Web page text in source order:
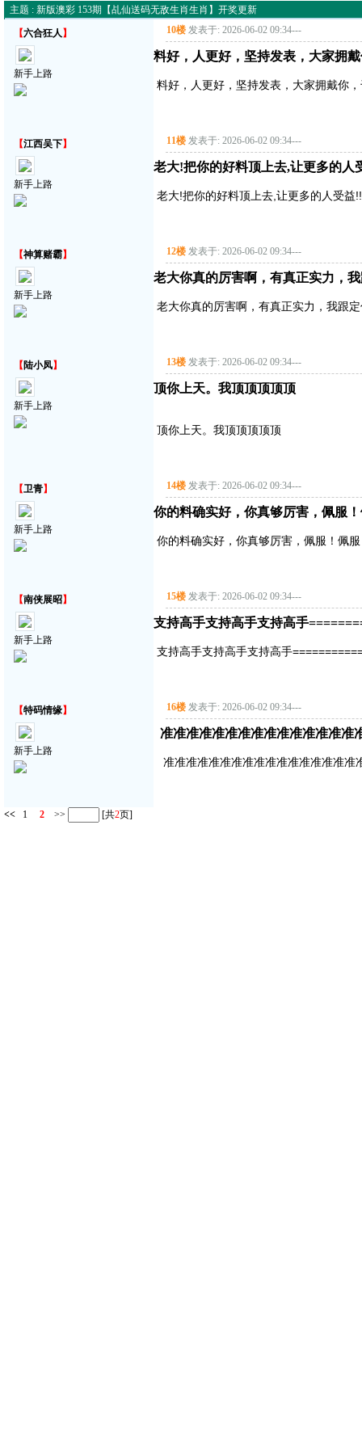
主题 : 新版澳彩 153期【乩仙送码无敌生肖生肖】开奖更新
【六合狂人 】
新手上路
10楼 发表于: 2026-06-02 09:34---
料好，人更好，坚持发表，大家拥
料好，人更好，坚持发表，大家拥戴你
【江西吴下】
新手上路
11楼 发表于: 2026-06-02 09:34---
老大!把你的好料顶上去,让更多的人
老大!把你的好料顶上去,让更多的人受益
【神算赌霸】
新手上路
12楼 发表于: 2026-06-02 09:34---
老大你真的厉害啊，有真正实力，
老大你真的厉害啊，有真正实力，我跟
【 陆小凤】
新手上路
13楼 发表于: 2026-06-02 09:34---
顶你上天。我顶顶顶顶顶
顶你上天。我顶顶顶顶顶
【卫青】
新手上路
14楼 发表于: 2026-06-02 09:34---
你的料确实好，你真够厉害，佩服
你的料确实好，你真够厉害，佩服！佩
【南侠展昭】
新手上路
15楼 发表于: 2026-06-02 09:34---
支持高手支持高手支持高手
支持高手支持高手支持高手
【特码情缘】
新手上路
16楼 发表于: 2026-06-02 09:34---
准准准准准准准准准准准准准准准
准准准准准准准准准准准准准准准准准
<< 1 2 >> [共2页]